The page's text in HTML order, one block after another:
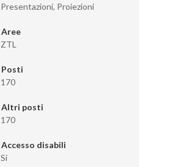
Presentazioni, Proiezioni
Aree
ZTL
Posti
170
Altri posti
170
Accesso disabili
Si